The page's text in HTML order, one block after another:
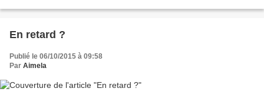
En retard ?
Publié le 06/10/2015 à 09:58
Par Aimela